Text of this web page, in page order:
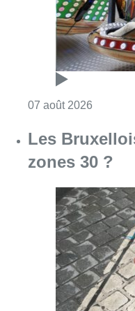
07 août 2026
Deux